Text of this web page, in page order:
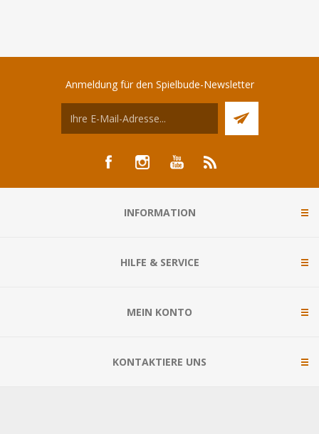
Anmeldung für den Spielbude-Newsletter
INFORMATION
HILFE & SERVICE
MEIN KONTO
KONTAKTIERE UNS